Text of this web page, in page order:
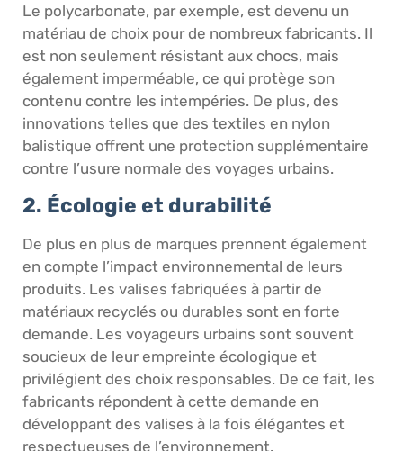
Le polycarbonate, par exemple, est devenu un
matériau de choix pour de nombreux fabricants. Il
est non seulement résistant aux chocs, mais
également imperméable, ce qui protège son
contenu contre les intempéries. De plus, des
innovations telles que des textiles en nylon
balistique offrent une protection supplémentaire
contre l’usure normale des voyages urbains.
2. Écologie et durabilité
De plus en plus de marques prennent également
en compte l’impact environnemental de leurs
produits. Les valises fabriquées à partir de
matériaux recyclés ou durables sont en forte
demande. Les voyageurs urbains sont souvent
soucieux de leur empreinte écologique et
privilégient des choix responsables. De ce fait, les
fabricants répondent à cette demande en
développant des valises à la fois élégantes et
respectueuses de l’environnement.